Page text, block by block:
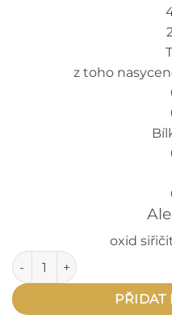
z toho
oxid
Souvignier gris 2024
PŘIDAT